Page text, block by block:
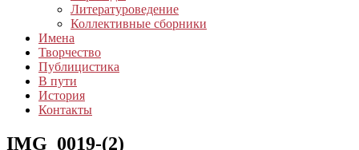
Литературоведение
Коллективные сборники
Имена
Творчество
Публицистика
В пути
История
Контакты
IMG_0019-(2)